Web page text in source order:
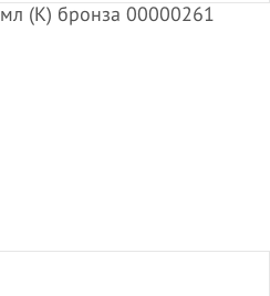
(К) бронза 00000261